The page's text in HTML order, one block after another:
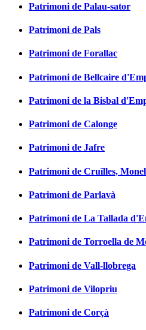
Patrimoni de Palau-sator
Patrimoni de Pals
Patrimoni de Forallac
Patrimoni de Bellcaire
Patrimoni de la Bisbal
Patrimoni de Calonge
Patrimoni de Jafre
Patrimoni de Cruïlles,
Patrimoni de Parlavà
Patrimoni de La Tallada
Patrimoni de Torroella de
Patrimoni de Vall-llobrega
Patrimoni de Vilopriu
Patrimoni de Corçà